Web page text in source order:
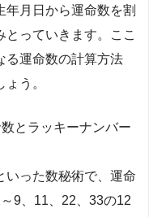
月日から運命数を割
とっていきます。ここ
る運命数の計算方法
う。
とラッキーナンバー
いった数秘術で、運命
9、11、22、33の12